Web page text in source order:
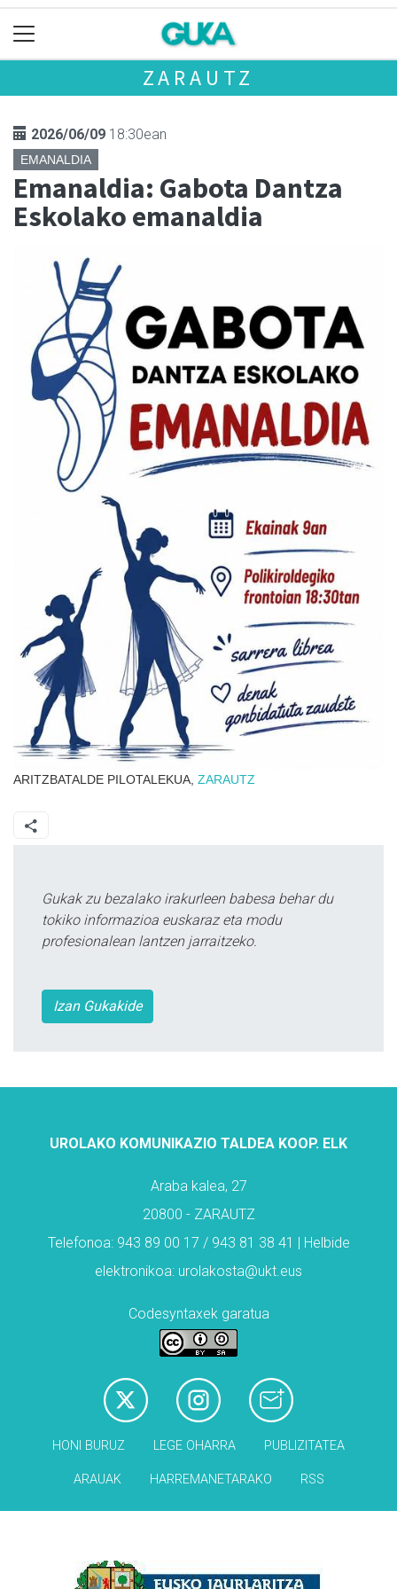
ZARAUTZ
2026/06/09 18:30ean
EMANALDIA
Emanaldia: Gabota Dantza
Eskolako emanaldia
ARITZBATALDE PILOTALEKUA, ZARAUTZ
Gukak zu bezalako irakurleen babesa behar du
tokiko informazioa euskaraz eta modu
profesionalean lantzen jarraitzeko.
Izan Gukakide
UROLAKO KOMUNIKAZIO TALDEA KOOP. ELK
Araba kalea, 27
20800 - ZARAUTZ
Telefonoa: 943 89 00 17 / 943 81 38 41 | Helbide
elektronikoa: urolakosta@ukt.eus
Codesyntaxek garatua
HONI BURUZ LEGE OHARRA PUBLIZITATEA
ARAUAK HARREMANETARAKO RSS